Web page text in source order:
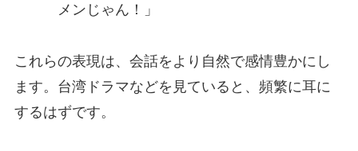
メンじゃん！」
これらの表現は、会話をより自然で感情豊かにし
ます。台湾ドラマなどを見ていると、頻繁に耳に
するはずです。